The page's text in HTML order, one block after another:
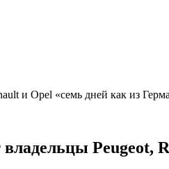
и Opel «семь дней как из
Peugeot,